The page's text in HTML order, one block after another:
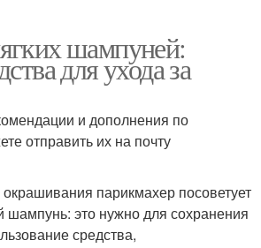
шампуней:
для ухода за
и дополнения по
отправить их на почту
парикмахер посоветует
это нужно для сохранения
средства,